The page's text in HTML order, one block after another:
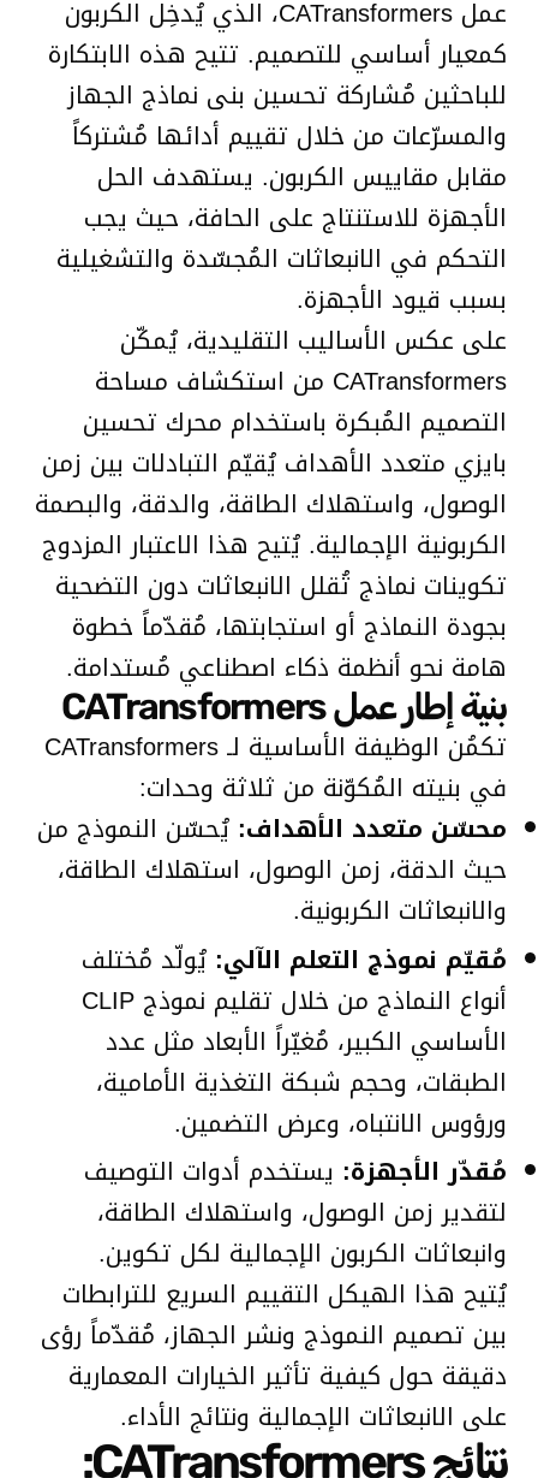
عمل CATransformers، الذي يُدخِل الكربون
كمعيار أساسي للتصميم. تتيح هذه الابتكارة
للباحثين مُشاركة تحسين بنى نماذج الجهاز
والمسرّعات من خلال تقييم أدائها مُشتركاً
مقابل مقاييس الكربون. يستهدف الحل
الأجهزة للاستنتاج على الحافة، حيث يجب
التحكم في الانبعاثات المُجسّدة والتشغيلية
بسبب قيود الأجهزة.
على عكس الأساليب التقليدية، يُمكّن
CATransformers من استكشاف مساحة
التصميم المُبكرة باستخدام محرك تحسين
بايزي متعدد الأهداف يُقيّم التبادلات بين زمن
الوصول، واستهلاك الطاقة، والدقة، والبصمة
الكربونية الإجمالية. يُتيح هذا الاعتبار المزدوج
تكوينات نماذج تُقلل الانبعاثات دون التضحية
بجودة النماذج أو استجابتها، مُقدّماً خطوة
هامة نحو أنظمة ذكاء اصطناعي مُستدامة.
بنية إطار عمل CATransformers
تكمُن الوظيفة الأساسية لـ CATransformers
في بنيته المُكوّنة من ثلاثة وحدات:
محسّن متعدد الأهداف: يُحسّن النموذج من
حيث الدقة، زمن الوصول، استهلاك الطاقة،
والانبعاثات الكربونية.
مُقيّم نموذج التعلم الآلي: يُولّد مُختلف
أنواع النماذج من خلال تقليم نموذج CLIP
الأساسي الكبير، مُغيّراً الأبعاد مثل عدد
الطبقات، وحجم شبكة التغذية الأمامية،
ورؤوس الانتباه، وعرض التضمين.
مُقدّر الأجهزة: يستخدم أدوات التوصيف
لتقدير زمن الوصول، واستهلاك الطاقة،
وانبعاثات الكربون الإجمالية لكل تكوين.
يُتيح هذا الهيكل التقييم السريع للترابطات
بين تصميم النموذج ونشر الجهاز، مُقدّماً رؤى
دقيقة حول كيفية تأثير الخيارات المعمارية
على الانبعاثات الإجمالية ونتائج الأداء.
نتائج CATransformers: